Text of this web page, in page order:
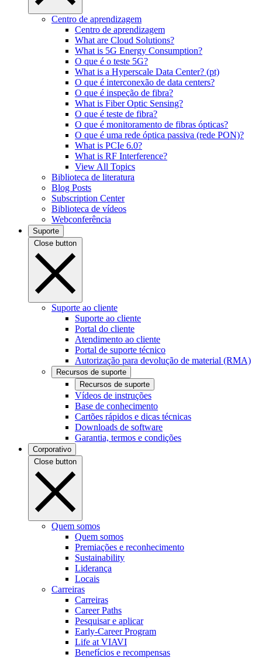
Centro de aprendizagem
Centro de aprendizagem
What are Cloud Solutions?
What is 5G Energy Consumption?
O que é o teste 5G?
What is a Hyperscale Data Center? (pt)
O que é interconexão de data centers?
O que é inspeção de fibra?
What is Fiber Optic Sensing?
O que é teste de fibra?
O que é monitoramento de fibras ópticas?
O que é uma rede óptica passiva (rede PON)?
What is PCIe 6.0?
What is RF Interference?
View All Topics
Biblioteca de literatura
Blog Posts
Subscription Center
Biblioteca de vídeos
Webconferência
Suporte
Close button
Suporte ao cliente
Suporte ao cliente
Portal do cliente
Atendimento ao cliente
Portal de suporte técnico
Autorização para devolução de material (RMA)
Recursos de suporte
Recursos de suporte
Vídeos de instruções
Base de conhecimento
Cartões rápidos e dicas técnicas
Downloads de software
Garantia, termos e condições
Corporativo
Close button
Quem somos
Quem somos
Premiações e reconhecimento
Sustainability
Liderança
Locais
Carreiras
Carreiras
Career Paths
Pesquisar e aplicar
Early-Career Program
Life at VIAVI
Benefícios e recompensas